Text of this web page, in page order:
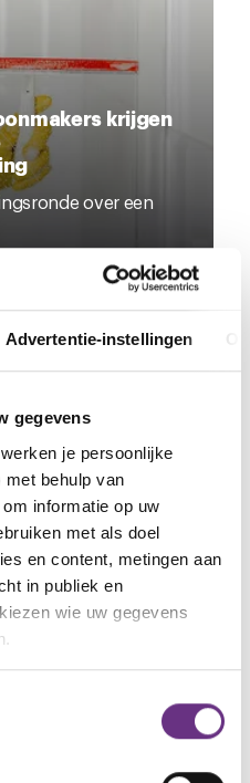
Advertentie-instellingen
gegevens
je persoonlijke
behulp van
informatie op uw
met als doel
en content, metingen aan
in publiek en
wie uw gegevens
over uw geografische
door het actief te
krijgen
over een
veel
nog weinig